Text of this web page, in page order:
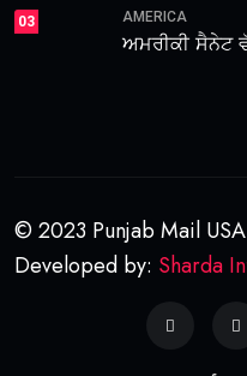
03 AMERICA
ਅਮਰੀਕੀ ਸੈਨੇਟ
© 2023 Punjab Mail
Developed by: Sharda